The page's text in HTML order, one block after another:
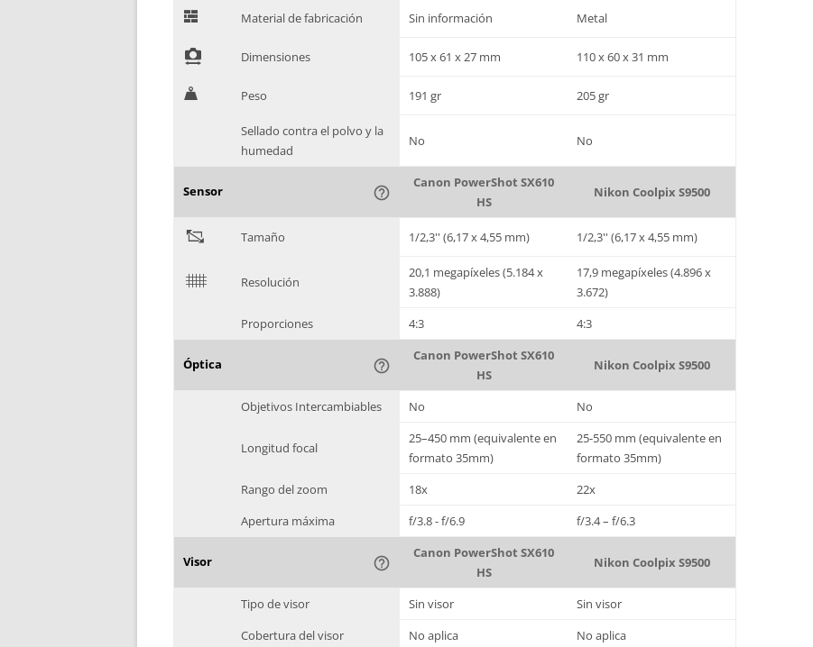
G Material de fabricación Sin información Metal
! Dimensiones 105 x 61 x 27 mm 110 x 60 x 31 mm
H Peso 191 gr 205 gr
Sellado contra el polvo y la
humedad
No No
Sensor help_outline
Canon PowerShot SX610
HS
Nikon Coolpix S9500
" Tamaño 1/2,3'' (6,17 x 4,55 mm) 1/2,3'' (6,17 x 4,55 mm)
$ Resolución
20,1 megapíxeles (5.184 x
3.888)
17,9 megapíxeles (4.896 x
3.672)
Proporciones
4:3 4:3
Óptica help_outline
Canon PowerShot SX610
HS
Nikon Coolpix S9500
Objetivos Intercambiables No No
Longitud focal
25–450 mm (equivalente en
formato 35mm)
25-550 mm (equivalente en
formato 35mm)
Rango del zoom
18x
22x
Apertura máxima
f/3.8 - f/6.9 f/3.4 – f/6.3
Visor help_outline
Canon PowerShot SX610
HS
Nikon Coolpix S9500
Tipo de visor Sin visor
Sin visor
Cobertura del visor
No aplica
No aplica